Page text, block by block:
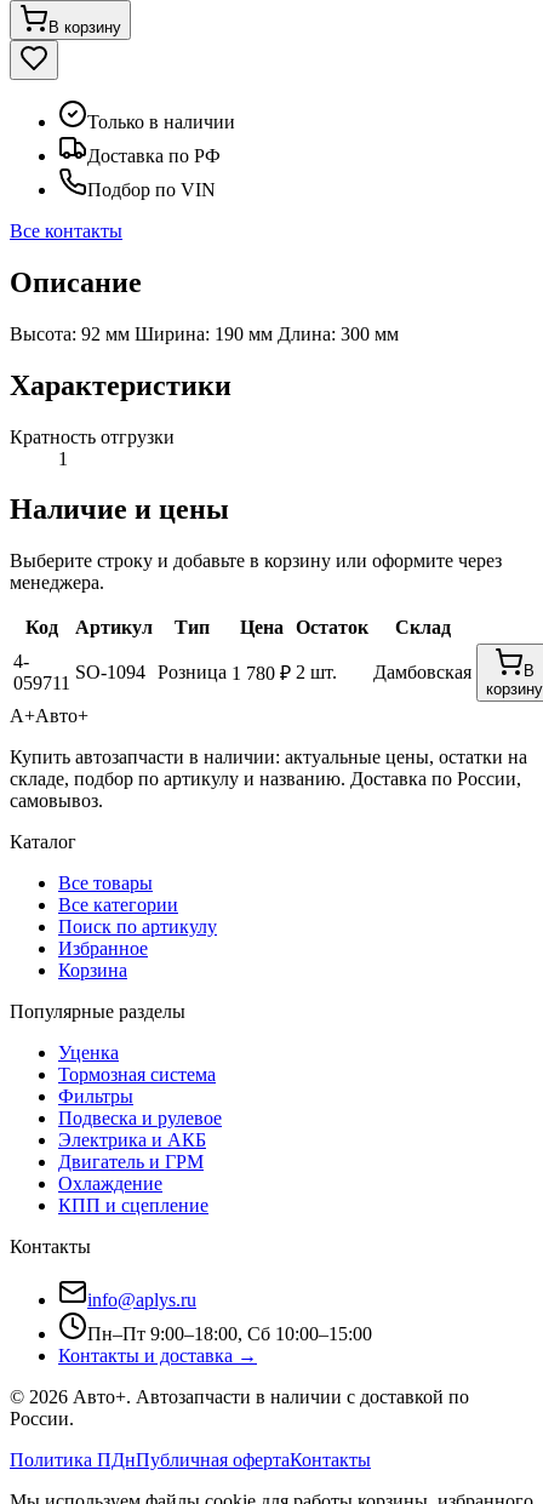
В корзину
Только в наличии
Доставка по РФ
Подбор по VIN
Все контакты
Описание
Высота: 92 мм Ширина: 190 мм Длина: 300 мм
Характеристики
Кратность отгрузки
1
Наличие и цены
Выберите строку и добавьте в корзину или оформите через
менеджера.
Код Артикул Тип Цена Остаток
Склад
4-
059711
SO-1094 Розница 1 780 ₽ 2 шт. Дамбовская
В
корзину
А+Авто+
Купить автозапчасти в наличии: актуальные цены, остатки на
складе, подбор по артикулу и названию. Доставка по России,
самовывоз.
Каталог
Все товары
Все категории
Поиск по артикулу
Избранное
Корзина
Популярные разделы
Уценка
Тормозная система
Фильтры
Подвеска и рулевое
Электрика и АКБ
Двигатель и ГРМ
Охлаждение
КПП и сцепление
Контакты
info@aplys.ru
Пн–Пт 9:00–18:00, Сб 10:00–15:00
Контакты и доставка →
© 2026 Авто+. Автозапчасти в наличии с доставкой по
России.
Политика ПДнПубличная офертаКонтакты